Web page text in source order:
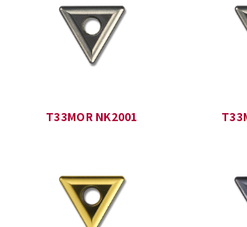
T33MOR NK2001